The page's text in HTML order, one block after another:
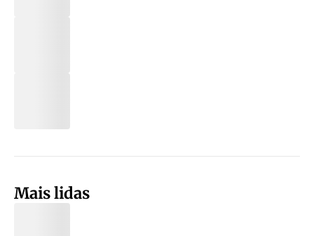
Mais lidas